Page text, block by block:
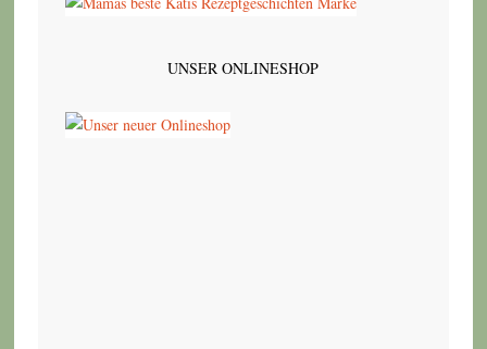
UNSER ONLINESHOP